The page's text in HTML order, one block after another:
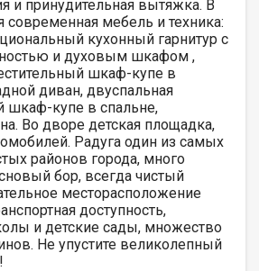
и принудительная вытяжка. В
современная мебель и техника:
кухонный гарнитур с
и духовым шкафом ,
шкаф-купе в
диван, двуспальная
шкаф-купе в спальне,
Во дворе детская площадка,
Радуга один из самых
районов города, много
бор, всегда чистый
месторасположение
доступность,
и детские сады, множество
Не упустите великолепный